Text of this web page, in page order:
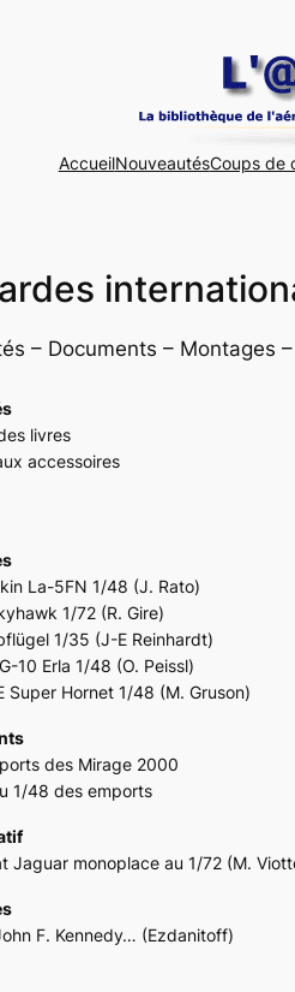
AccueilNouveautésCoups de
– Documents – Montages
livres
accessoires
La-5FN 1/48 (J. Rato)
1/72 (R. Gire)
1/35 (J-E Reinhardt)
10 Erla 1/48 (O. Peissl)
Super Hornet 1/48 (M. Gruson)
des Mirage 2000
1/48 des emports
Jaguar monoplace au 1/72 (M.
F. Kennedy… (Ezdanitoff)